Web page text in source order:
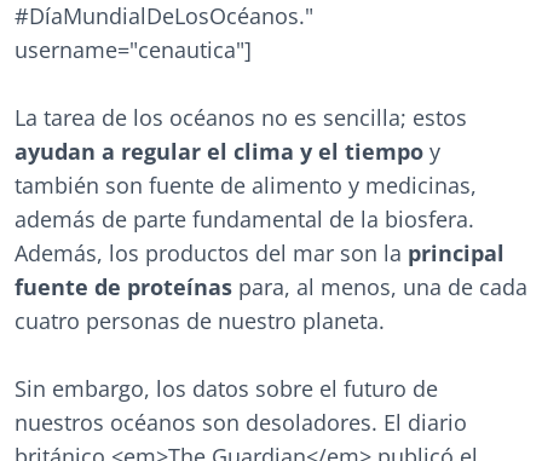
#DíaMundialDeLosOcéanos."
username="cenautica"]
La tarea de los océanos no es sencilla; estos
ayudan a regular el clima y el tiempo y
también son fuente de alimento y medicinas,
además de parte fundamental de la biosfera.
Además, los productos del mar son la principal
fuente de proteínas para, al menos, una de cada
cuatro personas de nuestro planeta.
Sin embargo, los datos sobre el futuro de
nuestros océanos son desoladores. El diario